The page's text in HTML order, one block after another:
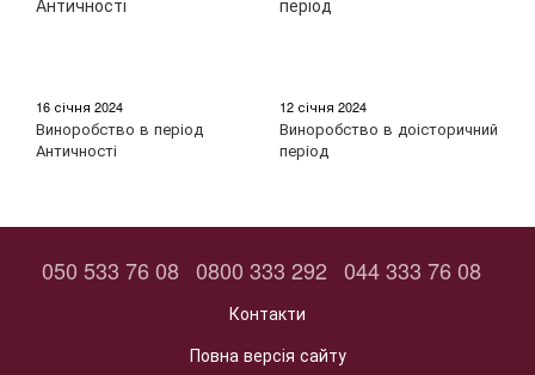
16 січня 2024
Виноробство в період
Античності
12 січня 2024
Виноробство в доісторичний
період
050 533 76 08 0800 333 292 044 333 76 08
Контакти
Повна версія сайту